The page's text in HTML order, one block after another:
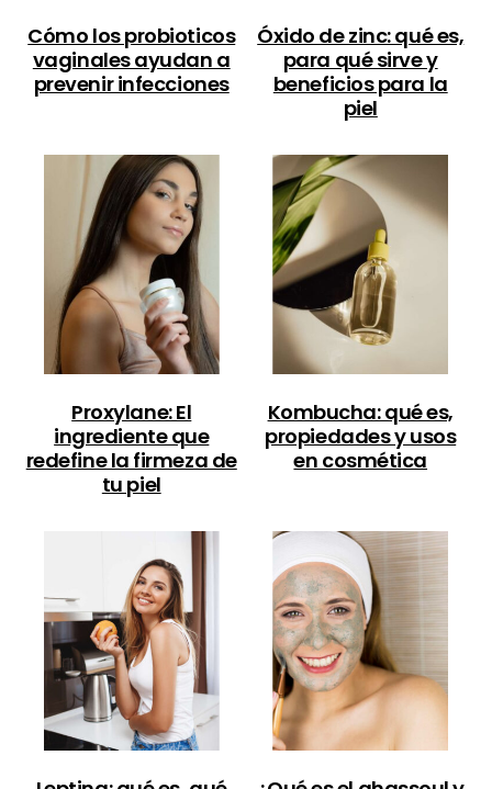
Cómo los probioticos
vaginales ayudan a
prevenir infecciones
Óxido de zinc: qué es,
para qué sirve y
beneficios para la
piel
Proxylane: El
ingrediente que
redefine la firmeza de
tu piel
Kombucha: qué es,
propiedades y usos
en cosmética